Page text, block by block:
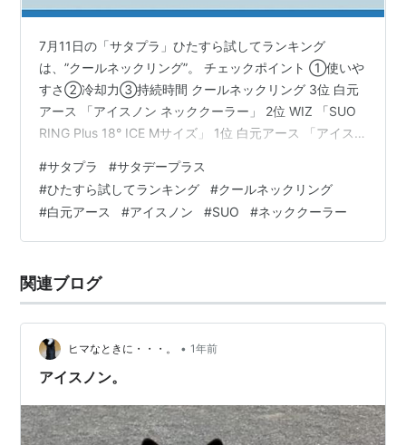
7月11日の「サタプラ」ひたすら試してランキング
は、”クールネックリング”。 チェックポイント ①使いや
すさ②冷却力③持続時間 クールネックリング 3位 白元
アース 「アイスノン ネッククーラー」 2位 WIZ 「SUO
RING Plus 18° ICE Mサイズ」 1位 白元アース 「アイス
元アース 「アイスノン ネッククーラー」 ●首につけるだ
けで１８℃の冷たさが続くＰＣＭ※素材が、首もとの熱を
吸収するネックリングです。●内容物が溶けたら、冷蔵
庫など１８℃以下の環境に置くことで、再び固まり冷た
#サタプラ #サタデープラス
#ひたすら試してランキング #クールネックリング
#白元アース #アイスノン #SUO #ネッククーラー
関連ブログ
ヒマなときに・・・。 • 1年前
アイスノン。